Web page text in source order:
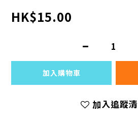
HK$15.00
加入購物車
加入追蹤